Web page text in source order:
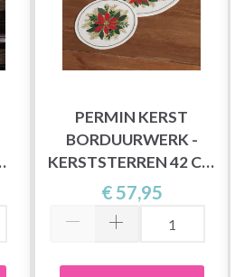
PERMIN KERST
BORDUURWERK -
KERSTSTERREN 42 CM
Ø, AIDA
€ 57,95